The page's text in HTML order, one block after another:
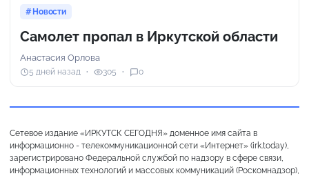
Новости
Самолет пропал в Иркутской области
Анастасия Орлова
5 дней назад 305 0
Сетевое издание «ИРКУТСК СЕГОДНЯ» доменное имя сайта в
информационно - телекоммуникационной сети «Интернет» (irk.today),
зарегистрировано Федеральной службой по надзору в сфере связи,
информационных технологий и массовых коммуникаций (Роскомнадзор),